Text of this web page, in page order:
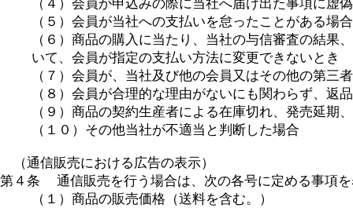
（４）会員が申込みの際に当社へ届け出た事項に虚
（５）会員が当社への支払いを怠ったことがある場合
（６）商品の購入に当たり、当社の与信審査の結
いて、会員が指定の支払い方法に変更できないとき
（７）会員が、当社及び他の会員又はその他の第
（８）会員が合理的な理由がないにも関わらず、返
（９）商品の契約生産者による在庫切れ、発売延
（１０）その他当社が不適当と判断した場合
（通信販売における広告の表示）
第４条 通信販売を行う場合は、次の各号に定める事項
（１）商品の販売価格（送料を含む。）